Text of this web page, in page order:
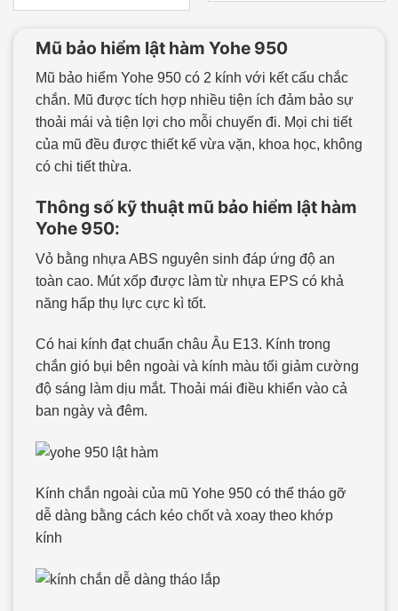
Mũ bảo hiểm lật hàm Yohe 950
Mũ bảo hiểm Yohe 950 có 2 kính với kết cấu chắc
chắn. Mũ được tích hợp nhiều tiện ích đảm bảo sự
thoải mái và tiện lợi cho mỗi chuyến đi. Mọi chi tiết
của mũ đều được thiết kế vừa vặn, khoa học, không
có chi tiết thừa.
Thông số kỹ thuật mũ bảo hiểm lật hàm
Yohe 950:
Vỏ bằng nhựa ABS nguyên sinh đáp ứng độ an
toàn cao. Mút xốp được làm từ nhựa EPS có khả
năng hấp thụ lực cực kì tốt.
Có hai kính đạt chuẩn châu Âu E13. Kính trong
chắn gió bụi bên ngoài và kính màu tối giảm cường
độ sáng làm dịu mắt. Thoải mái điều khiển vào cả
ban ngày và đêm.
Kính chắn ngoài của mũ Yohe 950 có thể tháo gỡ
dễ dàng bằng cách kéo chốt và xoay theo khớp
kính